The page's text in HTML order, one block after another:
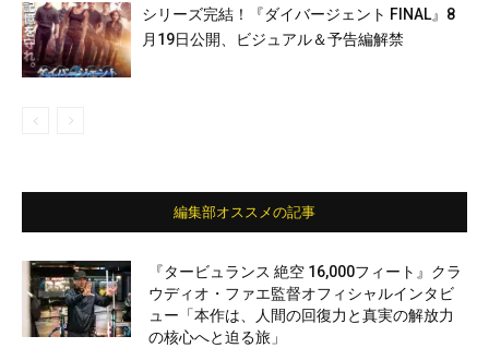
シリーズ完結！『ダイバージェント FINAL』8
月19日公開、ビジュアル＆予告編解禁
編集部オススメの記事
『タービュランス 絶空 16,000フィート』クラ
ウディオ・ファエ監督オフィシャルインタビ
ュー「本作は、人間の回復力と真実の解放力
の核心へと迫る旅」